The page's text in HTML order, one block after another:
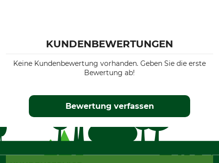
KUNDENBEWERTUNGEN
Keine Kundenbewertung vorhanden. Geben Sie die erste
Bewertung ab!
Bewertung verfassen